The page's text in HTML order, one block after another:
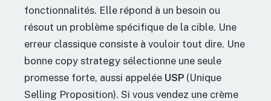
fonctionnalités. Elle répond à un besoin ou
résout un problème spécifique de la cible. Une
erreur classique consiste à vouloir tout dire. Une
bonne copy strategy sélectionne une seule
promesse forte, aussi appelée USP (Unique
Selling Proposition). Si vous vendez une crème